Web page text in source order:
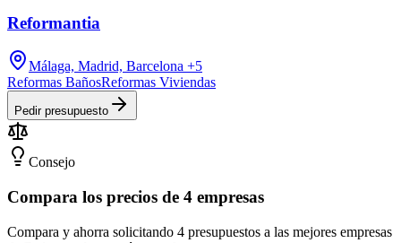
Reformantia
Málaga, Madrid, Barcelona +5
Reformas BañosReformas Viviendas
Pedir presupuesto
Consejo
Compara los precios de 4 empresas
Compara y ahorra solicitando 4 presupuestos a las mejores empresas